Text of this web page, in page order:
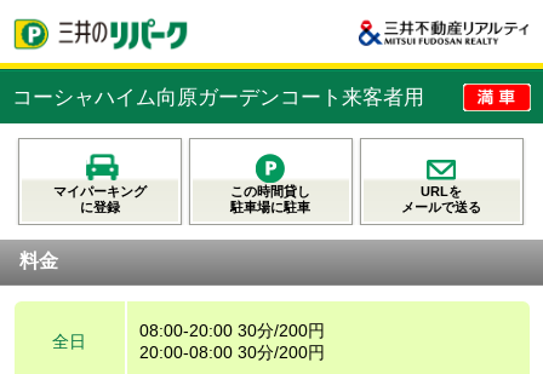
コーシャハイム向原ガーデンコート来客者用
マイパーキング
に登録
この時間貸し
駐車場に駐車
URLを
メールで送る
料金
全日
08:00-20:00 30分/200円
20:00-08:00 30分/200円